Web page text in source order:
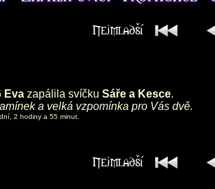
Eva zapálila svíčku Sáře a Kesce.
a velká vzpomínka pro Vás dvě.
2 hodiny a 55 minut.